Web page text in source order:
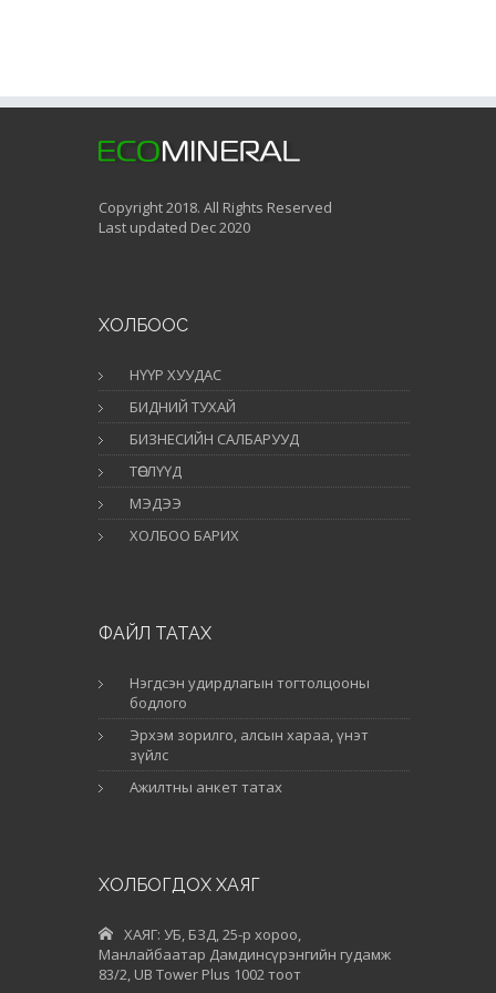
Copyright 2018. All Rights Reserved
Last updated Dec 2020
ХОЛБООС
НҮҮР ХУУДАС
БИДНИЙ ТУХАЙ
БИЗНЕСИЙН САЛБАРУУД
ТӨСЛҮҮД
МЭДЭЭ
ХОЛБОО БАРИХ
ФАЙЛ ТАТАХ
Нэгдсэн удирдлагын тогтолцооны
бодлого
Эрхэм зорилго, алсын хараа, үнэт
зүйлс
Ажилтны анкет татах
ХОЛБОГДОХ ХАЯГ
ХАЯГ: УБ, БЗД, 25-р хороо,
Манлайбаатар Дамдинсүрэнгийн гудамж
83/2, UB Tower Plus 1002 тоот